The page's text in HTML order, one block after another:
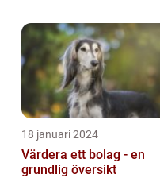
18 januari 2024
Värdera ett bolag - en
grundlig översikt